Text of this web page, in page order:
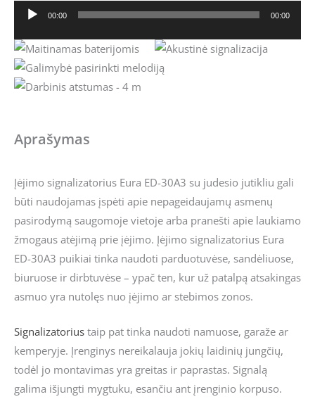
Audio
grotuvas
00:00 00:00
Aprašymas
Įėjimo signalizatorius Eura ED-30A3 su judesio jutikliu gali
būti naudojamas įspėti apie nepageidaujamų asmenų
pasirodymą saugomoje vietoje arba pranešti apie laukiamo
žmogaus atėjimą prie įėjimo. Įėjimo signalizatorius Eura
ED-30A3 puikiai tinka naudoti parduotuvėse, sandėliuose,
biuruose ir dirbtuvėse – ypač ten, kur už patalpą atsakingas
asmuo yra nutolęs nuo įėjimo ar stebimos zonos.
Signalizatorius taip pat tinka naudoti namuose, garaže ar
kemperyje. Įrenginys nereikalauja jokių laidinių jungčių,
todėl jo montavimas yra greitas ir paprastas. Signalą
galima išjungti mygtuku, esančiu ant įrenginio korpuso.